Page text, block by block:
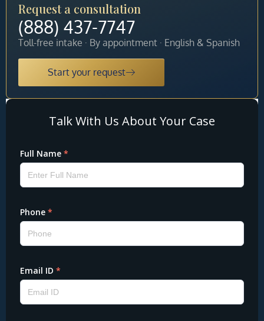
Request a consultation
(888) 437-7747
Toll-free intake · By appointment · English & Spanish
Start your request